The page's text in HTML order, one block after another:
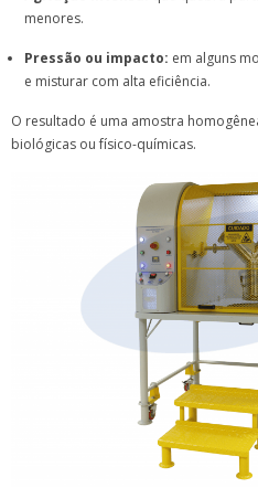
menores.
Pressão ou impacto: em alguns
e misturar com alta eficiência.
O resultado é uma amostra
biológicas ou físico-químicas.